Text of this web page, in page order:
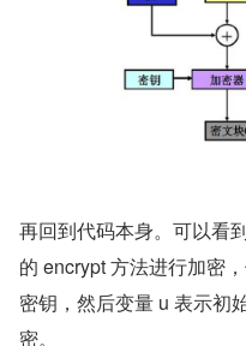
再回到代码本身。可以看
的 encrypt 方法进行加密
密钥，然后变量 u 表示初
密。